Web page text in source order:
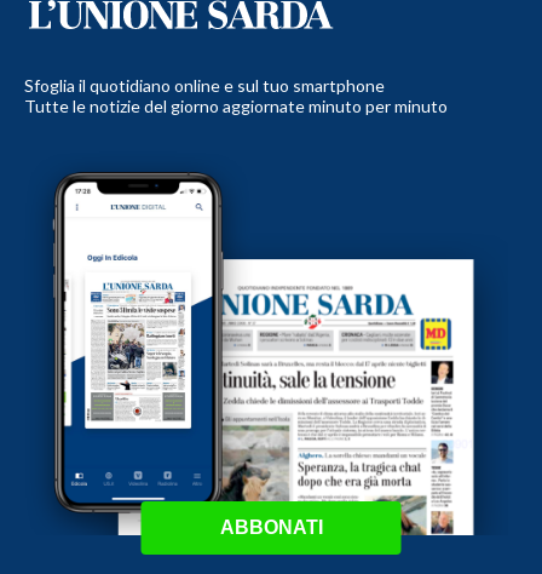
Sfoglia il quotidiano online e sul tuo smartphone
Tutte le notizie del giorno aggiornate minuto per minuto
ABBONATI